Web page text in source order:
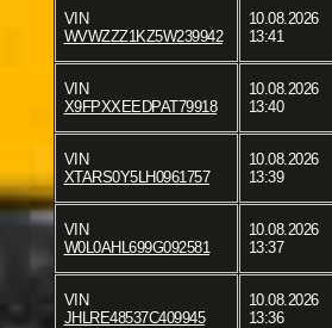
VIN
WVWZZZ1KZ5W239942
10.08.2026
13:41
VIN
X9FPXXEEDPAT79918
10.08.2026
13:40
VIN
XTARS0Y5LH0961757
10.08.2026
13:39
VIN
W0L0AHL699G092581
10.08.2026
13:37
VIN
JHLRE48537C409945
10.08.2026
13:36